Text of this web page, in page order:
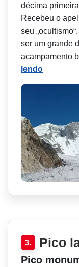
décima
Recebeu o
seu
ser um grande
acampamento
lendo
3. Pico
Pico